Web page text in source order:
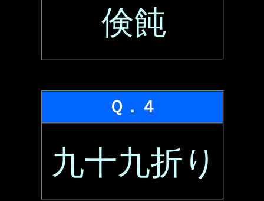
倹飩
Ｑ．４
九十九折り